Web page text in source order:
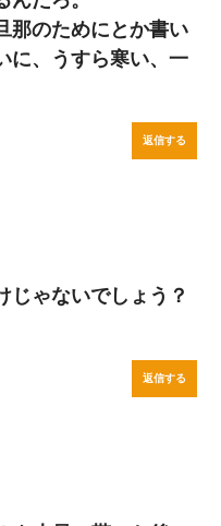
那のためにとか書い
に、うすら寒い、一
返信する
じゃないでしょう？
返信する